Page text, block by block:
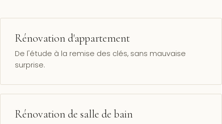
Rénovation d'appartement
De l'étude à la remise des clés, sans mauvaise
surprise.
Rénovation de salle de bain